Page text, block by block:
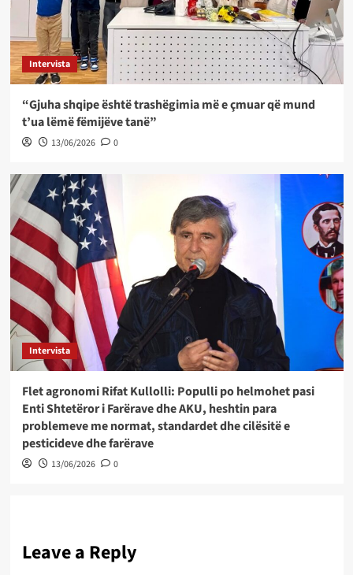
Intervista
“Gjuha shqipe është trashëgimia më e çmuar që mund
t’ua lëmë fëmijëve tanë”
13/06/2026 0
Intervista
Flet agronomi Rifat Kullolli: Populli po helmohet pasi
Enti Shtetëror i Farërave dhe AKU, heshtin para
problemeve me normat, standardet dhe cilësitë e
pesticideve dhe farërave
13/06/2026 0
Leave a Reply